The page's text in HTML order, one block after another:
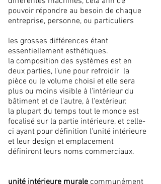
pouvoir répondre au besoin de chaque
entreprise, personne, ou particuliers
les grosses différences étant
essentiellement esthétiques.
la composition des systèmes est en
deux parties, l'une pour refroidir la
pièce ou le volume choisi et elle sera
plus ou moins visible à l'intérieur du
bâtiment et de l'autre, à l'extérieur.
la plupart du temps tout le monde est
focalisé sur la partie intérieure, et celle-
ci ayant pour définition l'unité intérieure
et leur design et emplacement
définiront leurs noms commerciaux.
unité intérieure murale communément